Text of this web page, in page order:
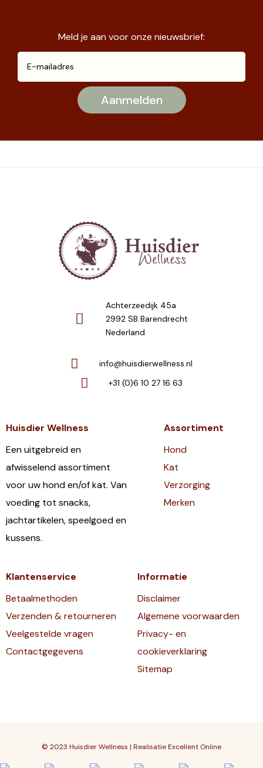
Meld je aan voor onze nieuwsbrief:
Achterzeedijk 45a
2992 SB Barendrecht
Nederland
info@huisdierwellness.nl
+31 (0)6 10 27 16 63
Huisdier Wellness
Een uitgebreid en
afwisselend assortiment
voor uw hond en/of kat. Van
voeding tot snacks,
jachtartikelen, speelgoed en
kussens.
Assortiment
Hond
Kat
Verzorging
Merken
Klantenservice
Betaalmethoden
Verzenden & retourneren
Veelgestelde vragen
Contactgegevens
Informatie
Disclaimer
Algemene voorwaarden
Privacy- en
cookieverklaring
Sitemap
© 2023 Huisdier Wellness | RealisatieExcellent Online